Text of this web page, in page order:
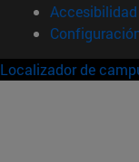
Accesibilidad
Localizador de